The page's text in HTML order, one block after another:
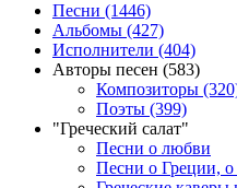
Песни (1446)
Альбомы (427)
Исполнители (404)
Авторы песен (583)
Композиторы
Поэты (399)
"Греческий салат"
Песни о любви
Песни о Греции, о